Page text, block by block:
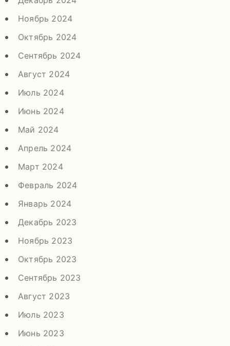
Ноябрь 2024
Октябрь 2024
Сентябрь 2024
Август 2024
Июль 2024
Июнь 2024
Май 2024
Апрель 2024
Март 2024
Февраль 2024
Январь 2024
Декабрь 2023
Ноябрь 2023
Октябрь 2023
Сентябрь 2023
Август 2023
Июль 2023
Июнь 2023